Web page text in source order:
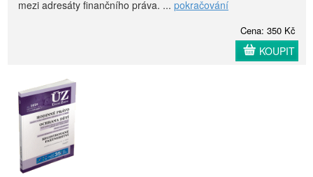
mezi adresáty finančního práva. ... pokračování
Cena: 350 Kč
KOUPIT